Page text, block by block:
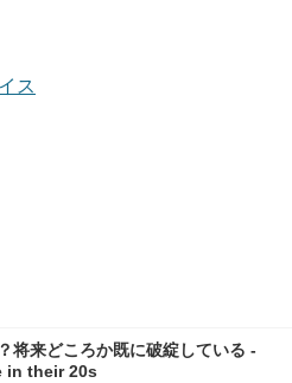
ス
将来どころか既に破綻している -
in their 20s